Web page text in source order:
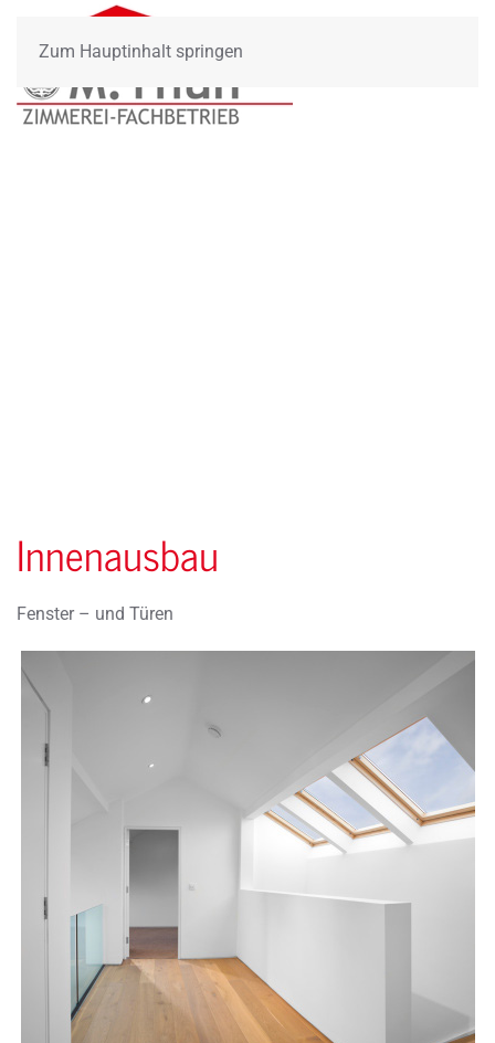
Zum Hauptinhalt springen
Innenausbau
Fenster – und Türen